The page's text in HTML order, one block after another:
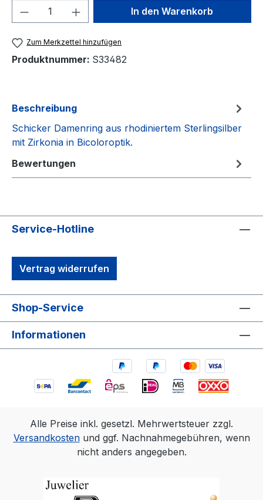
Produkt Anzahl: Gib denIn den Warenkorb
Zum Merkzettel hinzufügen
Produktnummer: S33482
Beschreibung
Schicker Damenring aus rhodiniertem Sterlingsilber
mit Zirkonia in Bicoloroptik.
Bewertungen
Service-Hotline
Vertrag widerrufen
Shop-Service
Informationen
Alle Preise inkl. gesetzl. Mehrwertsteuer zzgl.
Versandkostenund ggf. Nachnahmegebühren, wenn
nicht anders angegeben.